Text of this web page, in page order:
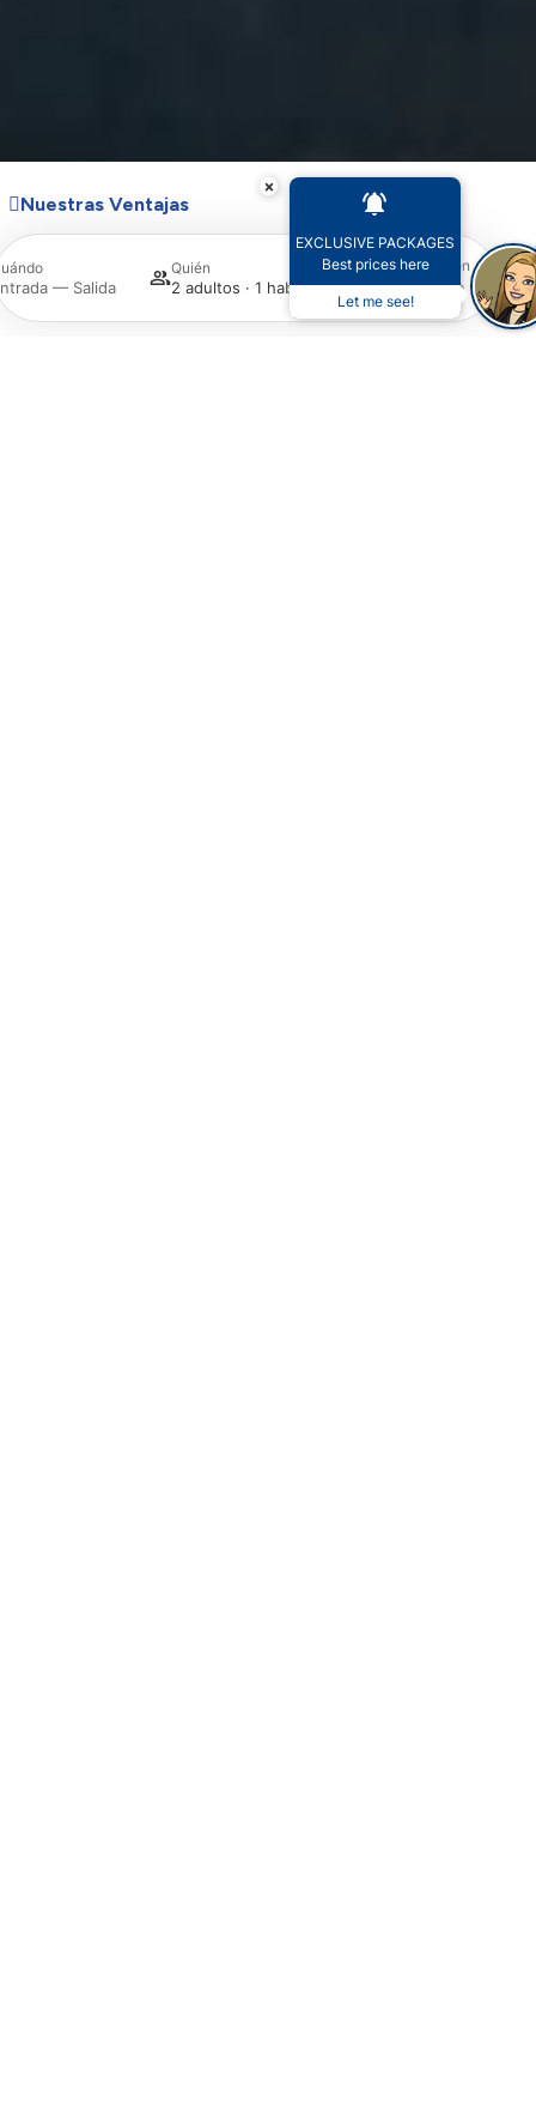
Nuestras Ventajas
— Salida
Quién
2 adultos · 1 habitación
Promoción
×
EXCLUSIVE PACKAGES
Best prices here
Let me see!